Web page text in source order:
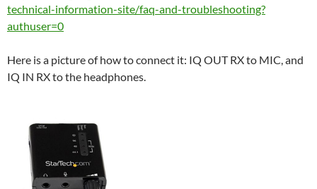
technical-information-site/faq-and-troubleshooting?
authuser=0
Here is a picture of how to connect it: IQ OUT RX to MIC, and
IQ IN RX to the headphones.